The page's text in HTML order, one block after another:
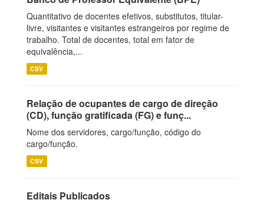
Quantitativo de docentes efetivos, substitutos, titular-
livre, visitantes e visitantes estrangeiros por regime de
trabalho. Total de docentes, total em fator de
equivalência,...
CSV
Relação de ocupantes de cargo de direção
(CD), função gratificada (FG) e funç...
Nome dos servidores, cargo/função, código do
cargo/função.
CSV
Editais Publicados